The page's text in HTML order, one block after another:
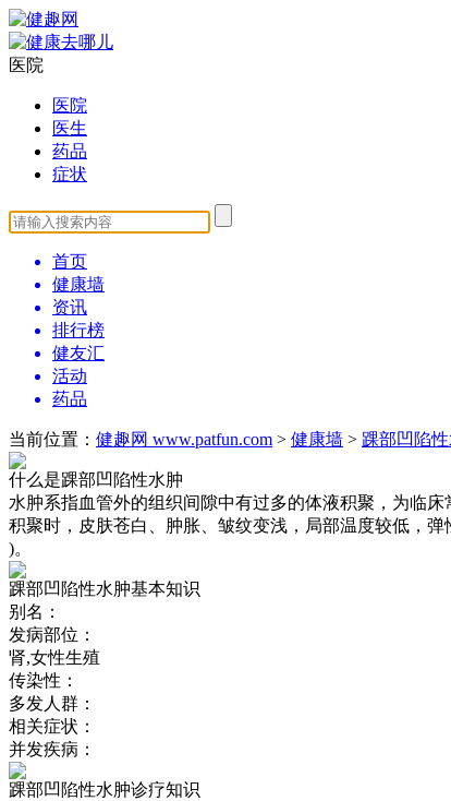
医院
医院
医生
药品
症状
首页
健康墙
资讯
排行榜
健友汇
活动
药品
当前位置： 健趣网 www.patfun.com > 健康墙 > 踝部凹陷
什么是踝部凹陷性水肿
水肿系指血管外的组织间隙中有过多的体液积聚，为临
积聚时，皮肤苍白、肿胀、皱纹变浅，局部温度较低，弹
)。
踝部凹陷性水肿基本知识
别名：
发病部位：
肾,女性生殖
传染性：
多发人群：
相关症状：
并发疾病：
踝部凹陷性水肿诊疗知识